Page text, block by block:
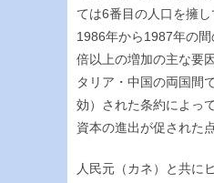
ては6番目の人口を擁し
1986年から1987年の
倍以上の増加の主な要
タリア・中国の両国間
効）された条約によっ
資本の進出が促された
人民元（カネ）と共に